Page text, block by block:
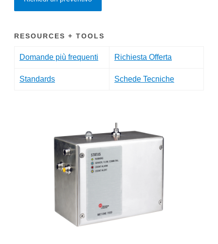
RESOURCES + TOOLS
Domande più frequenti Richiesta Offerta
Standards Schede Tecniche